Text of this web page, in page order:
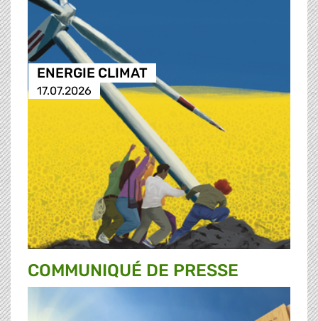
ENERGIE CLIMAT
17.07.2026
COMMUNIQUÉ DE PRESSE